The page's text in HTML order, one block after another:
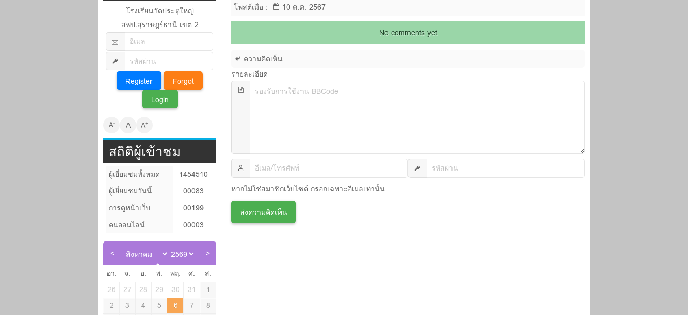
โพสต์เมื่อ :
10 ต.ค. 2567
No comments yet
ความคิดเห็น
รายละเอียด
หากไม่ใช่สมาชิกเว็บไซต์ กรอกเฉพาะอีเมลเท่านั้น
โรงเรียนวัดประตูใหญ่
สพป.สุราษฎร์ธานี เขต 2
A- A A+
สถิติผู้เข้าชม
ผู้เยี่ยมชมทั้งหมด
1454510
ผู้เยี่ยมชมวันนี้
00083
การดูหน้าเว็บ
00199
คนออนไลน์
00003
อา. จ. อ. พ. พฤ. ศ.
ส.
26
27 28 29 30 31
1
2
3 4 5 6 7
8